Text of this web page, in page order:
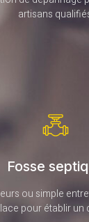
artisans
Fosse
ou simple
pour établir un